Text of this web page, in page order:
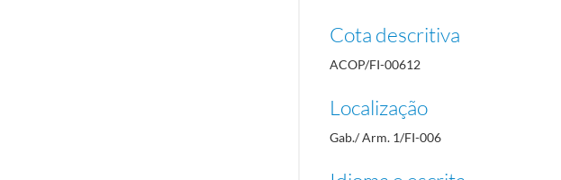
Cota descritiva
ACOP/FI-00612
Localização
Gab./ Arm. 1/FI-006